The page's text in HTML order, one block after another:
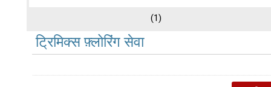
(1)
ट्रिमिक्स फ़्लोरिंग सेवा